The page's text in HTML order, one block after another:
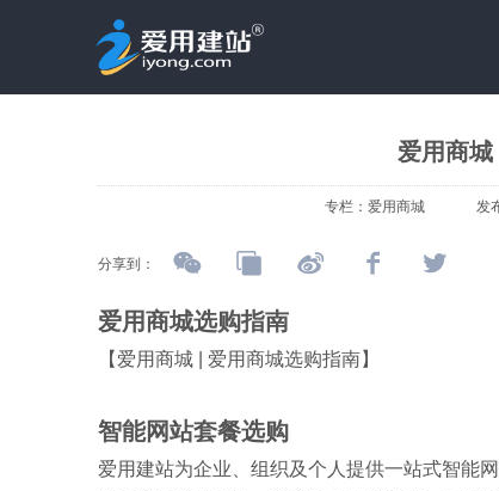
爱用商
专栏： 爱用商城 发
分享到：
爱用商城选购指南
【 爱用商城 | 爱用商城选购指南】
智能网站套餐选购
爱用建站为企业、组织及个人提供一站式智能